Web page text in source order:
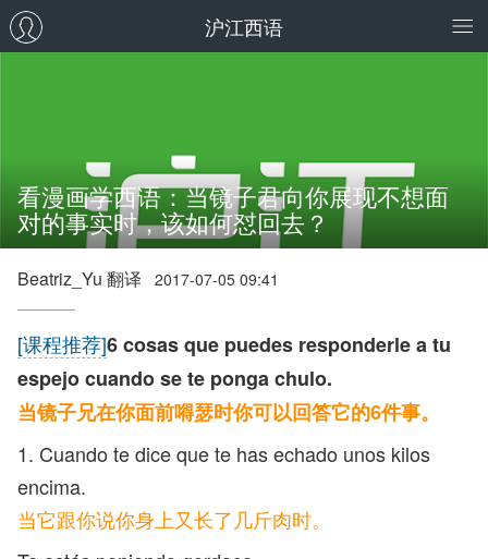
沪江西语
看漫画学西语：当镜子君向你展现不想面
对的事实时，该如何怼回去？
Beatriz_Yu 翻译 2017-07-05 09:41
[课程推荐]6 cosas que puedes responderle a tu
espejo cuando se te ponga chulo.
当镜子兄在你面前嘚瑟时你可以回答它的6件事。
1. Cuando te dice que te has echado unos kilos
encima.
当它跟你说你身上又长了几斤肉时。